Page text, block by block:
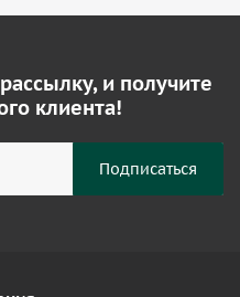
и получите
клиента!